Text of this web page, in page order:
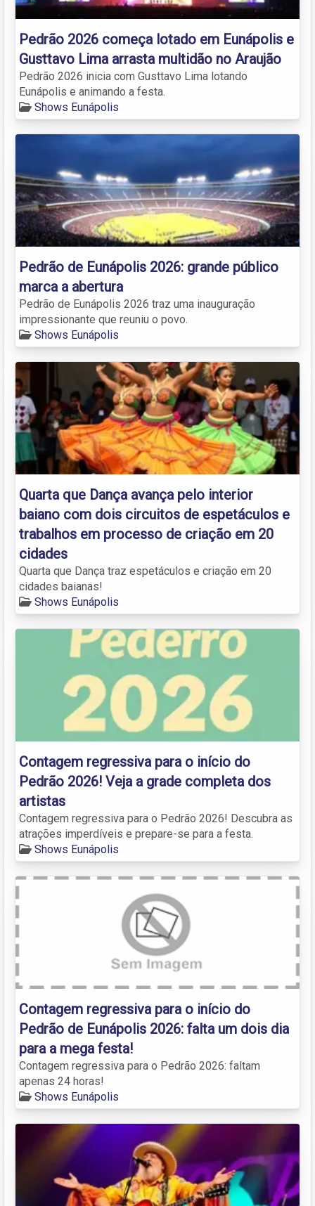
Pedrão 2026 começa lotado em Eunápolis e
Gusttavo Lima arrasta multidão no Araujão
Pedrão 2026 inicia com Gusttavo Lima lotando
Eunápolis e animando a festa.
Shows Eunápolis
Pedrão de Eunápolis 2026: grande público
marca a abertura
Pedrão de Eunápolis 2026 traz uma inauguração
impressionante que reuniu o povo.
Shows Eunápolis
Quarta que Dança avança pelo interior
baiano com dois circuitos de espetáculos e
trabalhos em processo de criação em 20
cidades
Quarta que Dança traz espetáculos e criação em 20
cidades baianas!
Shows Eunápolis
Contagem regressiva para o início do
Pedrão 2026! Veja a grade completa dos
artistas
Contagem regressiva para o Pedrão 2026! Descubra as
atrações imperdíveis e prepare-se para a festa.
Shows Eunápolis
Contagem regressiva para o início do
Pedrão de Eunápolis 2026: falta um dois dia
para a mega festa!
Contagem regressiva para o Pedrão 2026: faltam
apenas 24 horas!
Shows Eunápolis